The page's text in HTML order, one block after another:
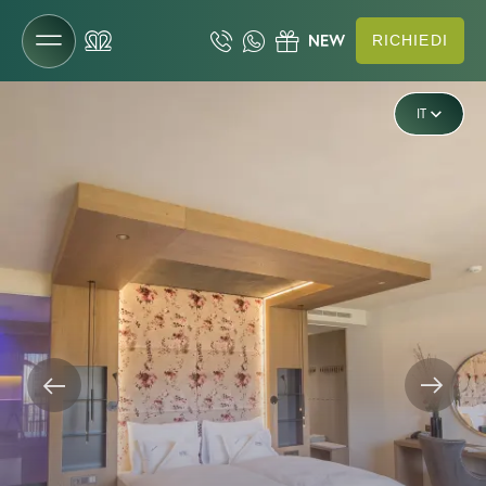
ITDE
EN
RICHIEDI
Camere e prezzi
Camere e suite
Offerte
Servizi inclusi
Occasioni last minute
Richiesta
Prenotazione
Buoni
Da sapere